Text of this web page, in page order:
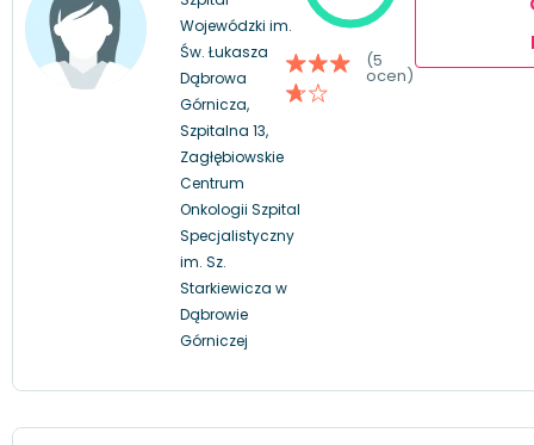
Wojewódzki im.
Św. Łukasza
Dąbrowa
Górnicza,
Szpitalna 13,
Zagłębiowskie
Centrum
Onkologii Szpital
Specjalistyczny
im. Sz.
Starkiewicza w
Dąbrowie
Górniczej
(5
ocen)